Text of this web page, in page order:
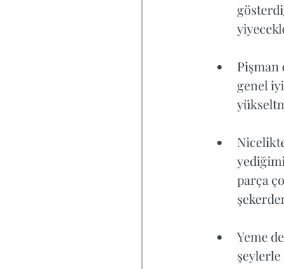
Pişman
genel
parça
Yeme